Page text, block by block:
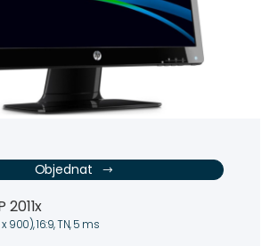
Objednat
2011x
900), 16:9, TN, 5 ms